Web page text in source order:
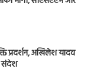
प्रदर्शन, अखिलेश यादव
संदेश